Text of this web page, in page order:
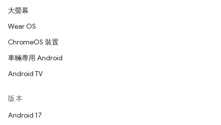
大螢幕
Wear OS
ChromeOS 裝置
車輛專用 Android
Android TV
版本
Android 17